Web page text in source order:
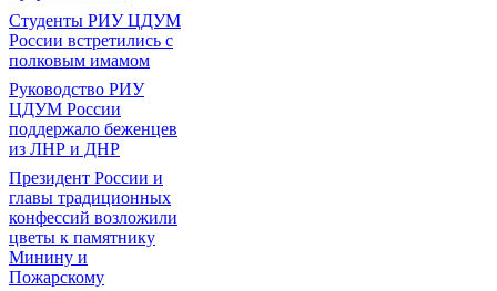
Студенты РИУ ЦДУМ
России встретились с
полковым имамом
Руководство РИУ
ЦДУМ России
поддержало беженцев
из ЛНР и ДНР
Президент России и
главы традиционных
конфессий возложили
цветы к памятнику
Минину и
Пожарскому